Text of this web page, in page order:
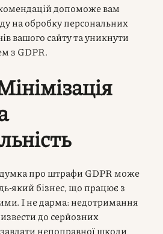
допоможе вам
на обробку персональних
вашого сайту та уникнути
з GDPR.
проштрафи GDPR може
який бізнес, що працює з
І не дарма: недотримання
до серйозних
непоправної шкоди